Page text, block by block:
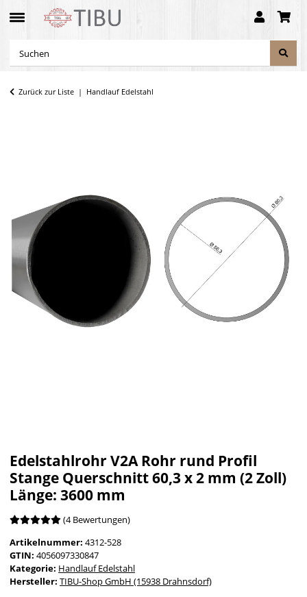
Zurück zur Liste Handlauf Edelstahl
Edelstahlrohr V2A Rohr rund Profil
Stange Querschnitt 60,3 x 2 mm (2 Zoll)
Länge: 3600 mm
(4 Bewertungen)
Artikelnummer: 4312-528
GTIN: 4056097330847
Kategorie: Handlauf Edelstahl
Hersteller: TIBU-Shop GmbH (15938 Drahnsdorf)